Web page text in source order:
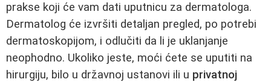
prakse koji će vam dati uputnicu za dermatologa.
Dermatolog će izvršiti detaljan pregled, po potrebi
dermatoskopijom, i odlučiti da li je uklanjanje
neophodno. Ukoliko jeste, moći ćete se uputiti na
hirurgiju, bilo u državnoj ustanovi ili u privatnoj